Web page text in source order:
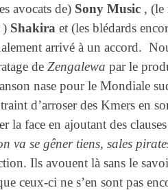
avocats de) Sony Music , (le
) Shakira et (les blédards
arrivé à un accord.
de Zengalewa par le
nase pour le Mondiale
d’arroser des Kmers en
la face en ajoutant des
va se gêner tiens, sales
Ils avouent là sans le
ceux-ci ne s’en sont pas